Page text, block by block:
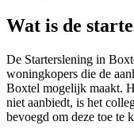
Wat is de
De Starterslening in
woningkopers die de
Boxtel mogelijk maakt.
niet aanbiedt, is het
bevoegd om deze toe te